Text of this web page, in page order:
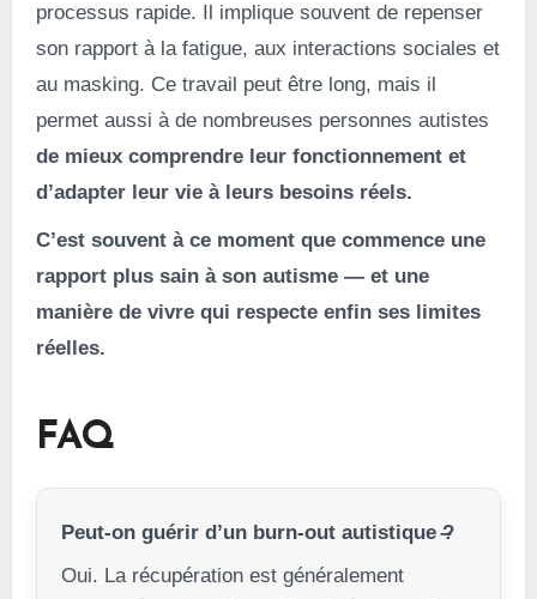
processus rapide. Il implique souvent de repenser
son rapport à la fatigue, aux interactions sociales et
au masking. Ce travail peut être long, mais il
permet aussi à de nombreuses personnes autistes
de mieux comprendre leur fonctionnement et
d’adapter leur vie à leurs besoins réels.
C’est souvent à ce moment que commence une
rapport plus sain à son autisme — et une
manière de vivre qui respecte enfin ses limites
réelles.
FAQ
Peut-on guérir d’un burn-out autistique ?
Oui. La récupération est généralement